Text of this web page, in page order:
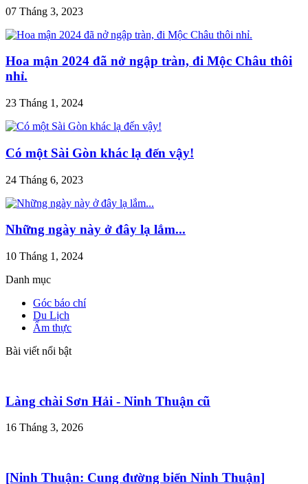
07 Tháng 3, 2023
Hoa mận 2024 đã nở ngập tràn, đi Mộc Châu thôi
nhỉ.
23 Tháng 1, 2024
Có một Sài Gòn khác lạ đến vậy!
24 Tháng 6, 2023
Những ngày này ở đây lạ lắm...
10 Tháng 1, 2024
Danh mục
Góc báo chí
Du Lịch
Ẩm thực
Bài viết nổi bật
Làng chài Sơn Hải - Ninh Thuận cũ
16 Tháng 3, 2026
[Ninh Thuận: Cung đường biển Ninh Thuận]